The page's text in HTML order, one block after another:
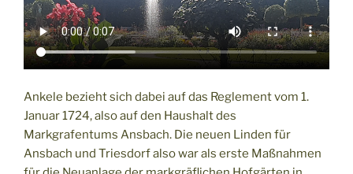
Ankele bezieht sich dabei auf das Reglement vom 1.
Januar 1724, also auf den Haushalt des
Markgrafentums Ansbach. Die neuen Linden für
Ansbach und Triesdorf also war als erste Maßnahmen